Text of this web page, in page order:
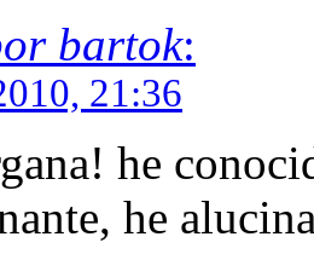
bartok:
21:36
he
he